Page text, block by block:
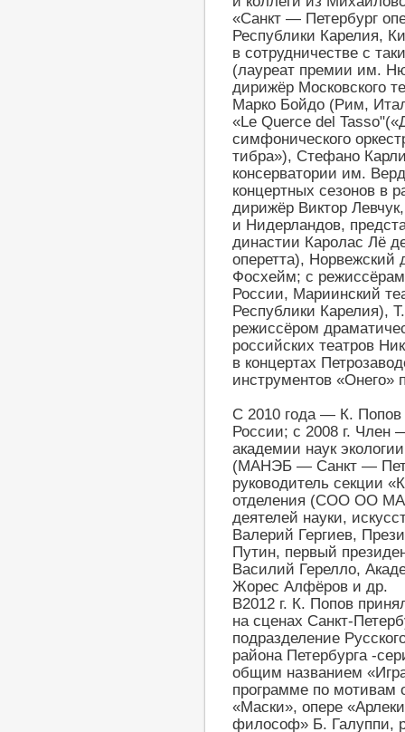
«Санкт — Петербург
Республики Карелия,
в сотрудничестве с
(лауреат премии им.
дирижёр Московского
Марко Бойдо (Рим,
«Le Querce del
симфонического
тибра»), Стефано
консерватории им.
концертных сезонов в
дирижёр Виктор
и Нидерландов,
династии Каролас Лё
оперетта),
Фосхейм; с
России, Мариинский
Республики Карелия),
режиссёром
российских театров
в концертах
инструментов «Онего»
С 2010 года — К.
России; с 2008 г. Член
академии наук
(МАНЭБ — Санкт —
руководитель секции
отделения (СОО ОО
деятелей науки,
Валерий Гергиев,
Путин, первый
Василий Герелло,
Жорес Алфёров и др.
В2012 г. К. Попов
на сценах Санкт-
подразделение
района Петербурга -
общим названием
программе по мотивам
«Маски», опере
философ» Б. Галуппи,